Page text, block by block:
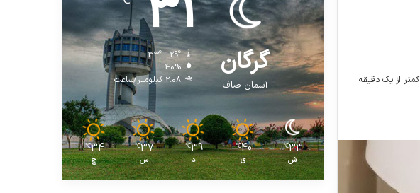
کمتر از یک دقیقه
گرگان
آسمان صاف
33º - 29º
40%
2.08 کیلومتر/ساعت
33
℃
ش
40
℃
ی
39
℃
د
37
℃
س
34
℃
چ